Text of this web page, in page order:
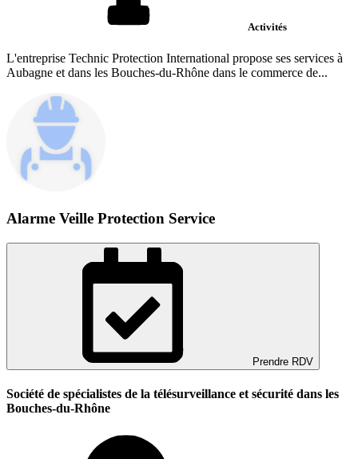
Activités
L'entreprise Technic Protection International propose ses services à
Aubagne et dans les Bouches-du-Rhône dans le commerce de...
Alarme Veille Protection Service
Prendre RDV
Société de spécialistes de la télésurveillance et sécurité dans les
Bouches-du-Rhône